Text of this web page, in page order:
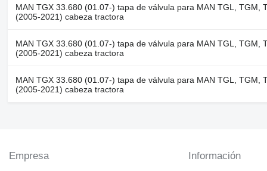
MAN TGX 33.680 (01.07-) tapa de válvula para MAN TGL, TGM,
(2005-2021) cabeza tractora
MAN TGX 33.680 (01.07-) tapa de válvula para MAN TGL, TGM,
(2005-2021) cabeza tractora
MAN TGX 33.680 (01.07-) tapa de válvula para MAN TGL, TGM,
(2005-2021) cabeza tractora
Empresa Información